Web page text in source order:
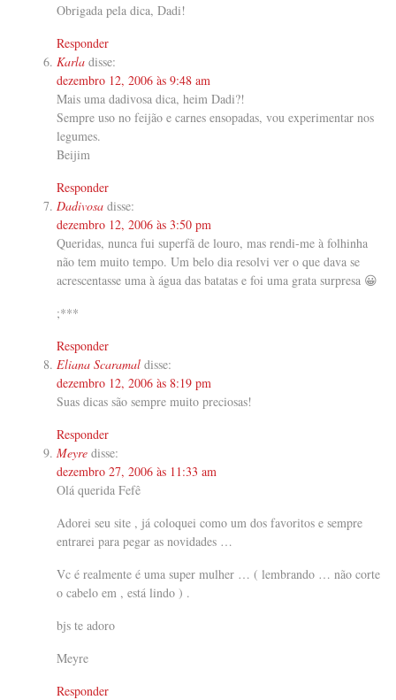
Obrigada pela dica, Dadi!
Responder
Karla disse:
dezembro 12, 2006 às 9:48 am
Mais uma dadivosa dica, heim Dadi?!
Sempre uso no feijão e carnes ensopadas, vou experimentar nos
legumes.
Beijim
Responder
Dadivosa disse:
dezembro 12, 2006 às 3:50 pm
Queridas, nunca fui superfã de louro, mas rendi-me à folhinha
não tem muito tempo. Um belo dia resolvi ver o que dava se
acrescentasse uma à água das batatas e foi uma grata surpresa 😀
;***
Responder
Eliana Scaramal disse:
dezembro 12, 2006 às 8:19 pm
Suas dicas são sempre muito preciosas!
Responder
Meyre disse:
dezembro 27, 2006 às 11:33 am
Olá querida Fefê
Adorei seu site , já coloquei como um dos favoritos e sempre
entrarei para pegar as novidades …
Vc é realmente é uma super mulher … ( lembrando … não corte
o cabelo em , está lindo ) .
bjs te adoro
Meyre
Responder